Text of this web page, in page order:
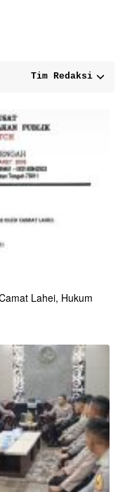
Tim Redaksi
Lahei, Hukum